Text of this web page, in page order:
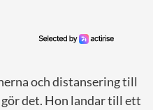
och distansering till
det. Hon landar till ett